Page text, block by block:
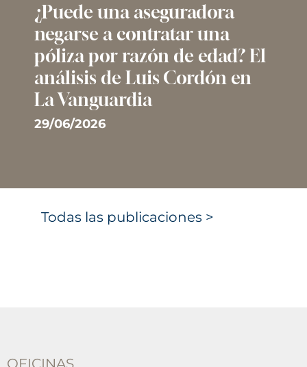
¿Puede una aseguradora
negarse a contratar una
póliza por razón de edad? El
análisis de Luis Cordón en
La Vanguardia
29/06/2026
Todas las publicaciones >
OFICINAS